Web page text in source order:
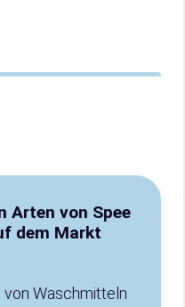
Arten von Spee
dem Markt
von Waschmitteln